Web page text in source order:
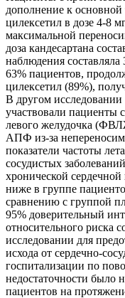
дополнение к основной
цилексетил в дозе 4-8
максимальной
доза кандесартана
наблюдения составляла
63% пациентов,
цилексетил (89%),
В другом
участвовали пациенты
левого желудочка
АПФ из-за
показатели частоты
сосудистых
хронической
ниже в группе
сравнению с группой
95% доверительный
относительного риска
исследовании для
исхода oт сердечно-
госпитализации по
недостаточности было
пациентов на